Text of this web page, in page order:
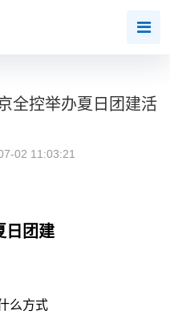
全控举办夏日团建活
02 11:03:21
日团建
么方式